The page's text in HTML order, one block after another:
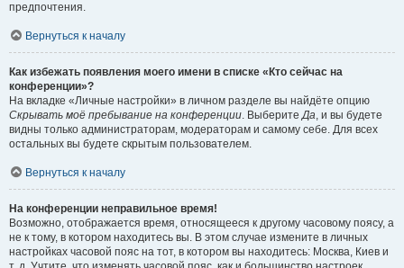
предпочтения.
Вернуться к началу
Как избежать появления моего имени в списке «Кто сейчас на
конференции»?
На вкладке «Личные настройки» в личном разделе вы найдёте опцию
Скрывать моё пребывание на конференции. ВыберитеДа, и вы будете
видны только администраторам, модераторам и самому себе. Для всех
остальных вы будете скрытым пользователем.
Вернуться к началу
На конференции неправильное время!
Возможно, отображается время, относящееся к другому часовому поясу, а
не к тому, в котором находитесь вы. В этом случае измените в личных
настройках часовой пояс на тот, в котором вы находитесь: Москва, Киев и